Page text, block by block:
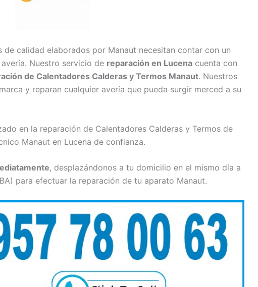
de calidad elaborados por Manaut necesitan contar con un
Nuestro servicio de reparación en Lucena cuenta con
de Calentadores Calderas y Termos Manaut. Nuestros
y reparan cualquier avería que pueda surgir merced a su
en la reparación de Calentadores Calderas y Termos de
Manaut en Lucena de confianza.
, desplazándonos a tu domicilio en el mismo día a
para efectuar la reparación de tu aparato Manaut.